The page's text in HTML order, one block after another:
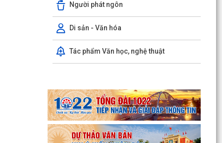
Người phát ngôn
Di sản - Văn hóa
Tác phẩm Văn học, nghệ thuật
quản...
Công bố thủ tục hành chính nội bộ mới ban
hành thuộc phạm vi chức năng quản lý của Sở
Giáo dục và...
ban hành...
Phường Tứ Minh triển khai khảo sát dư luận xã
hội trực tuyến về bảo vệ môi trường và ứng phó
biến...